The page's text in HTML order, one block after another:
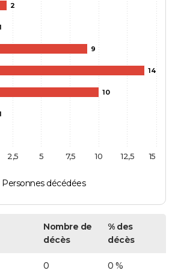
2
9
14
10
Personnes décédées
2,5 5 7,5 10 12,5 15
Nombre de
décès
% des
décès
0 0 %